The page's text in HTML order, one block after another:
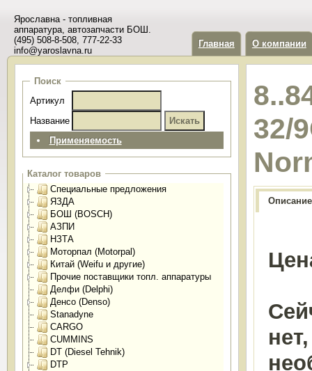
Ярославна - топливная
аппаратура, автозапчасти БОШ.
(495) 508-8-508, 777-22-33
info@yaroslavna.ru
Главная О компании
Поиск
Артикул
Название
Применяемость
Каталог товаров
Специальные предложения
ЯЗДА
БОШ (BOSCH)
АЗПИ
НЗТА
Моторпал (Motorpal)
Китай (Weifu и другие)
Прочие поставщики топл. аппаратуры
Делфи (Delphi)
Денсо (Denso)
Stanadyne
CARGO
CUMMINS
DT (Diesel Tehnik)
DTP
32/
Описание